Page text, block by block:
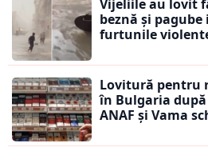
Vijeliile au lovit
beznă și
furtunile
Lovitură pentru
în Bulgaria
ANAF și Vama